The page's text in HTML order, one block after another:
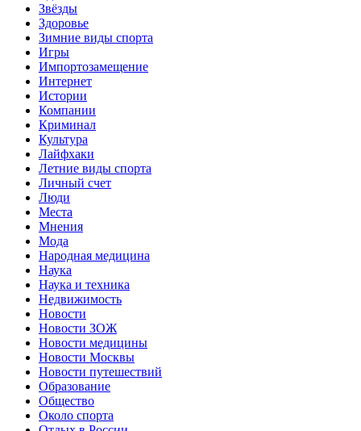
Звёзды
Здоровье
Зимние виды спорта
Игры
Импортозамещение
Интернет
Истории
Компании
Криминал
Культура
Лайфхаки
Летние виды спорта
Личный счет
Люди
Места
Мнения
Мода
Народная медицина
Наука
Наука и техника
Недвижимость
Новости
Новости ЗОЖ
Новости медицины
Новости Москвы
Новости путешествий
Образование
Общество
Около спорта